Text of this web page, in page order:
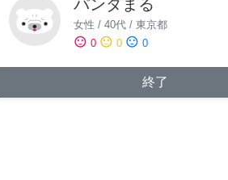
パンダまる
女性 / 40代/ 東京都
sentiment_satisfied 0 sentiment_neutral 0 sentiment_dissatisfied 0
終了